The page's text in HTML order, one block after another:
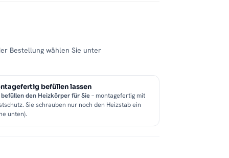
Bestellung wählen Sie unter
befüllen lassen
den Heizkörper für Sie– montagefertig mit
Sie schrauben nur noch den Heizstab ein
unten).